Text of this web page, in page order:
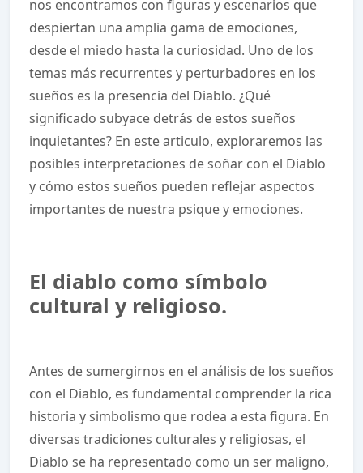
nos encontramos con figuras y escenarios que
despiertan una amplia gama de emociones,
desde el miedo hasta la curiosidad. Uno de los
temas más recurrentes y perturbadores en los
sueños es la presencia del Diablo. ¿Qué
significado subyace detrás de estos sueños
inquietantes? En este articulo, exploraremos las
posibles interpretaciones de soñar con el Diablo
y cómo estos sueños pueden reflejar aspectos
importantes de nuestra psique y emociones.
El diablo como símbolo
cultural y religioso.
Antes de sumergirnos en el análisis de los sueños
con el Diablo, es fundamental comprender la rica
historia y simbolismo que rodea a esta figura. En
diversas tradiciones culturales y religiosas, el
Diablo se ha representado como un ser maligno,